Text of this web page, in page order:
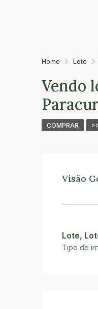
Home Lote
Vendo
COMPRAR
Visão
Lote,
Tipo de